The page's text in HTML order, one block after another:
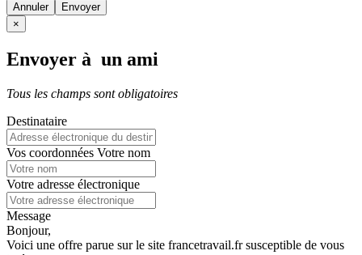
Annuler
×
Envoyer à un ami
Tous les champs sont obligatoires
Destinataire
Vos coordonnées Votre nom
Votre adresse électronique
Message
Bonjour,
Voici une offre parue sur le site francetravail.fr susceptible de vous